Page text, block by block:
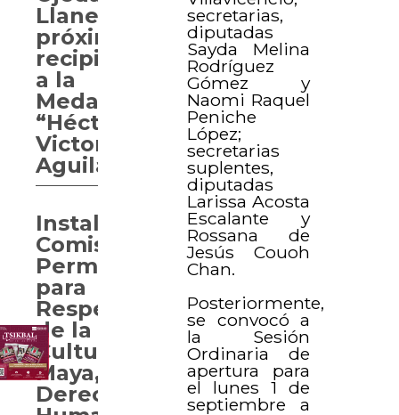
secretarias,
diputadas
Sayda Melina
Rodríguez
Gómez y
Naomi Raquel
Peniche
López;
secretarias
suplentes,
diputadas
Larissa Acosta
Escalante y
Rossana de
Jesús Couoh
Chan.
Posteriormente,
se convocó a
la Sesión
Ordinaria de
apertura para
el lunes 1 de
septiembre a
Llanes,
próximo
recipiendario
a la
Medalla
“Héctor
Victoria
Aguilar”
Instaladas
Comisiones
Permanentes
para
Respeto
de la
Cultura
Maya,
Derechos